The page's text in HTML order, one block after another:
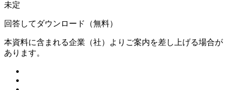
未定
回答してダウンロード （無料）
本資料に含まれる企業（社）よりご案内を差し上げる場合が
あります。